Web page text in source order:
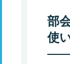
部
使